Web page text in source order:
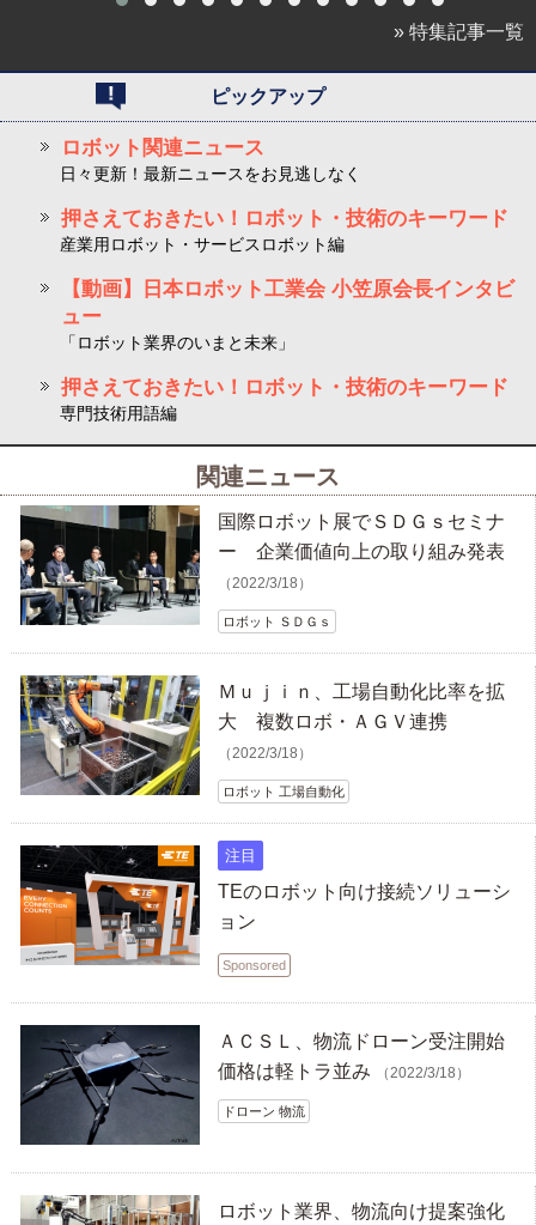
» 特集記事一覧
ピックアップ
ロボット関連ニュース
日々更新！最新ニュースをお見逃しなく
押さえておきたい！ロボット・技術のキーワード
産業用ロボット・サービスロボット編
【動画】日本ロボット工業会 小笠原会長インタビ
ュー
「ロボット業界のいまと未来」
押さえておきたい！ロボット・技術のキーワード
専門技術用語編
関連ニュース
国際ロボット展でＳＤＧｓセミナ
ー 企業価値向上の取り組み発表
（2022/3/18）
ロボット ＳＤＧｓ
Ｍｕｊｉｎ、工場自動化比率を拡
大 複数ロボ・ＡＧＶ連携
（2022/3/18）
ロボット 工場自動化
注目
TEのロボット向け接続ソリューシ
ョン
Sponsored
ＡＣＳＬ、物流ドローン受注開始
価格は軽トラ並み
（2022/3/18）
ドローン 物流
ロボット業界、物流向け提案強化